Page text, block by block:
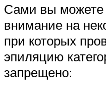
Сами вы можете
внимание на
при которых
эпиляцию
запрещено: